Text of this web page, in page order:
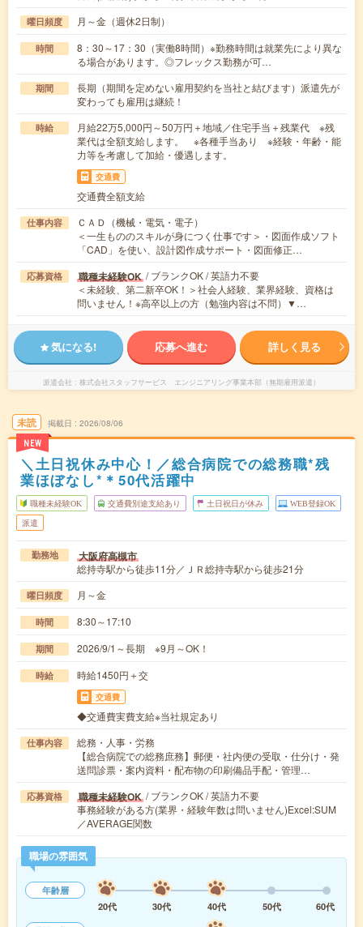
曜日頻度 月～金（週休2日制）
時間
8：30～17：30（実働8時間）※勤務時間は就業先により異な
る場合があります。◎フレックス勤務が可…
期間
長期（期間を定めない雇用契約を当社と結びます）派遣先が
変わっても雇用は継続！
時給
月給22万5,000円～50万円＋地域／住宅手当＋残業代 ※残
業代は全額支給します。 ※各種手当あり ※経験・年齢・能
力等を考慮して加給・優遇します。
交通費
交通費全額支給
仕事内容
ＣＡＤ（機械・電気・電子）
＜一生もののスキルが身につく仕事です＞・図面作成ソフト
「CAD」を使い、設計図作成サポート・図面修正…
応募資格 職種未経験OK / ブランクOK / 英語力不要
＜未経験、第二新卒OK！＞社会人経験、業界経験、資格は
問いません！※高卒以上の方（勉強内容は不問）▼…
気になる! 応募へ進む 詳しく見る
派遣会社 株式会社スタッフサービス エンジニアリング事業本部（無期雇用派遣）
未読
NEW
掲載日 2026/08/06
＼土日祝休み中心！／総合病院での総務職*残
業ほぼなし*＊50代活躍中
職種未経験OK 交通費別途支給あり 土日祝日が休み WEB登録OK
派遣
勤務地 大阪府高槻市
総持寺駅から徒歩11分／ＪＲ総持寺駅から徒歩21分
曜日頻度 月～金
時間 8:30～17:10
期間 2026/9/1～長期 ※9月～OK！
時給 時給1450円＋交
交通費
◆交通費実費支給※当社規定あり
仕事内容
総務・人事・労務
【総合病院での総務庶務】郵便・社内便の受取・仕分け・発
送問診票・案内資料・配布物の印刷備品手配・管理…
応募資格 職種未経験OK / ブランクOK / 英語力不要
事務経験がある方(業界・経験年数は問いません)Excel:SUM
／AVERAGE関数
職場の雰囲気
年齢層
20代
30代 40代 50代
60代